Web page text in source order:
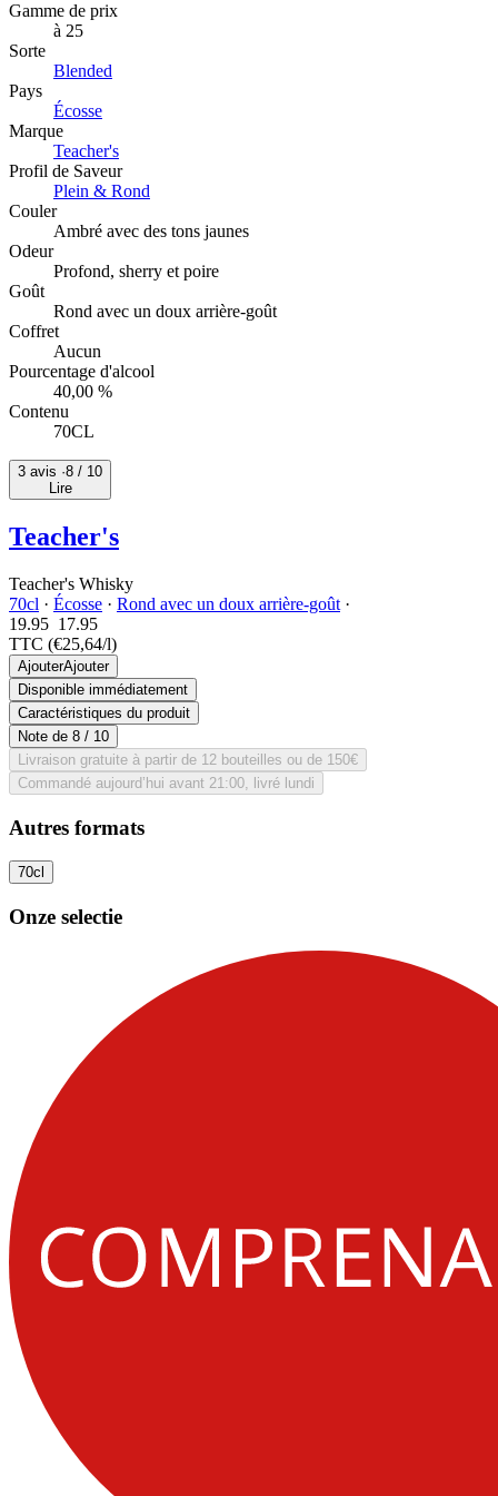
Gamme de prix
à 25
Sorte
Blended
Pays
Écosse
Marque
Teacher's
Profil de Saveur
Plein & Rond
Couler
Ambré avec des tons jaunes
Odeur
Profond, sherry et poire
Goût
Rond avec un doux arrière-goût
Coffret
Aucun
Pourcentage d'alcool
40,00 %
Contenu
70CL
3 avis ·8 / 10
Lire
Teacher's
Teacher's Whisky
70cl · Écosse · Rond avec un doux arrière-goût ·
19.95 17.95
TTC (€25,64/l)
AjouterAjouter
Disponible immédiatement
Caractéristiques du produit
Note de 8 / 10
Livraison gratuite à partir de 12 bouteilles ou de 150€
Commandé aujourd’hui avant 21:00, livré lundi
Autres formats
70cl
Onze selectie